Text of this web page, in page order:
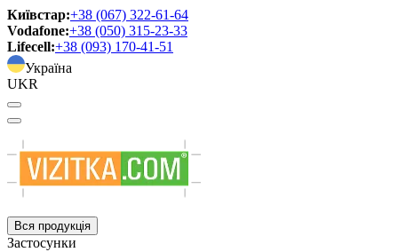
Київстар:+38 (067) 322-61-64
Vodafone:+38 (050) 315-23-33
Lifecell:+38 (093) 170-41-51
Україна
UKR
Вся продукція
Застосунки